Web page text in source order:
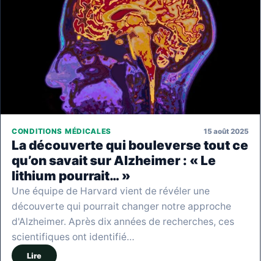
CONDITIONS MÉDICALES 15 août 2025
La découverte qui bouleverse tout ce
qu’on savait sur Alzheimer : « Le
lithium pourrait… »
Une équipe de Harvard vient de révéler une
découverte qui pourrait changer notre approche
d'Alzheimer. Après dix années de recherches, ces
scientifiques ont identifié…
Lire